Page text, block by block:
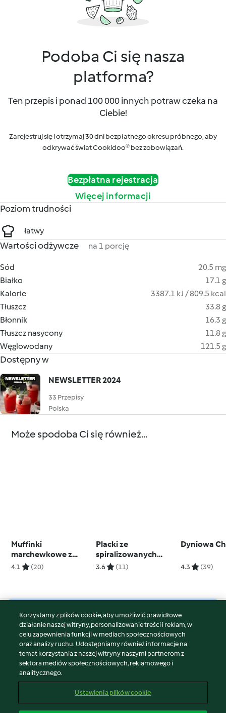
Podoba Ci się nasza
platforma?
Ten przepis i ponad 100 000 innych potraw czeka na
Ciebie!
Zarejestruj się i otrzymaj 30 dni bezpłatnego okresu próbnego, aby
odkrywać świat Cookidoo® bez zobowiązań.
Bezpłatna rejestracja
Więcej informacji
Poziom trudności
łatwy
Wartości odżywcze na 1 porcję
Sód
20.5 mg
Białko
17.1 g
Kalorie
3387.1 kJ / 809.5 kcal
Tłuszcz
33.8 g
Błonnik
16.3 g
Tłuszcz nasycony
11.8 g
Węglowodany
121.5 g
Dostępny w
NEWSLETTER 2024
33 Przepisy
Polska
Może spodoba Ci się również...
Muffinki
marchewkowe z
orzechową
4.1 (20)
Placki ze
spiralizowanych
batatów (TM5)
3.6 (11)
Dyniowa
4.3 (39)
© Copyright 2026
Warunki korzystania
Polityka prywatności
Disclaimer
Znak wydawcy
Zgłoś treść
Korzystamy z plików cookie, aby umożliwić prawidłowe
działanie naszej witryny, personalizowanie treści i reklam, w
celu zapewnienia funkcji w mediach społecznościowych
oraz analizy ruchu. Udostępniamy również informacje na
temat korzystania z naszej witryny naszymi partnerom z
sektora mediów społecznościowych, reklamowego i
analitycznego.
Ustawienia plików cookie